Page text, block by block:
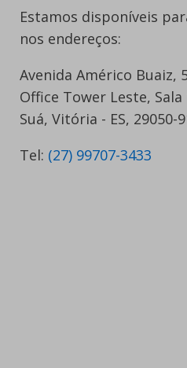
Estamos disponíveis
nos endereços:
Avenida Américo Buaiz,
Office Tower Leste, Sala
Suá, Vitória - ES, 29050-
Tel: (27) 99707-3433